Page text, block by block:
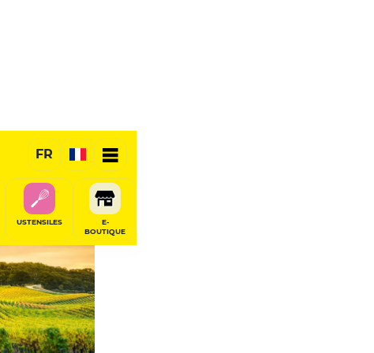
FR
USTENSILES
E-
BOUTIQUE